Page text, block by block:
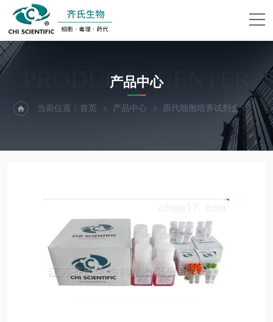
PRODUCTS CENTER
产品中心
当前位置：首页 产品中心 原代细胞培养试剂盒 人